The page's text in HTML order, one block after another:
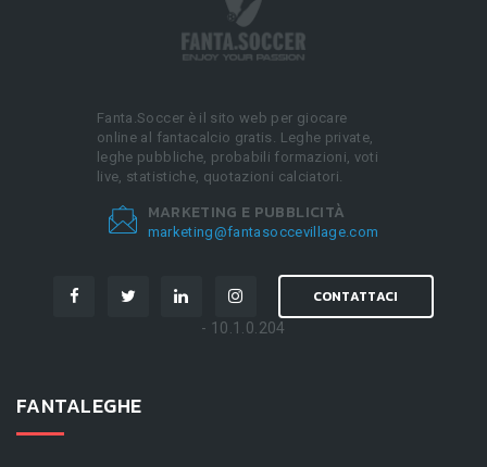
Fanta.Soccer è il sito web per giocare
online al fantacalcio gratis. Leghe private,
leghe pubbliche, probabili formazioni, voti
live, statistiche, quotazioni calciatori.
MARKETING E PUBBLICITÀ
marketing@fantasoccevillage.com
CONTATTACI
- 10.1.0.204
FANTALEGHE